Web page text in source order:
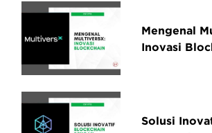
Mengenal
Inovasi
Solusi